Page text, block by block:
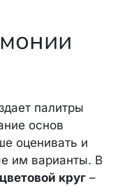
палитры
основ
оценивать и
им варианты. В
цветовой круг –